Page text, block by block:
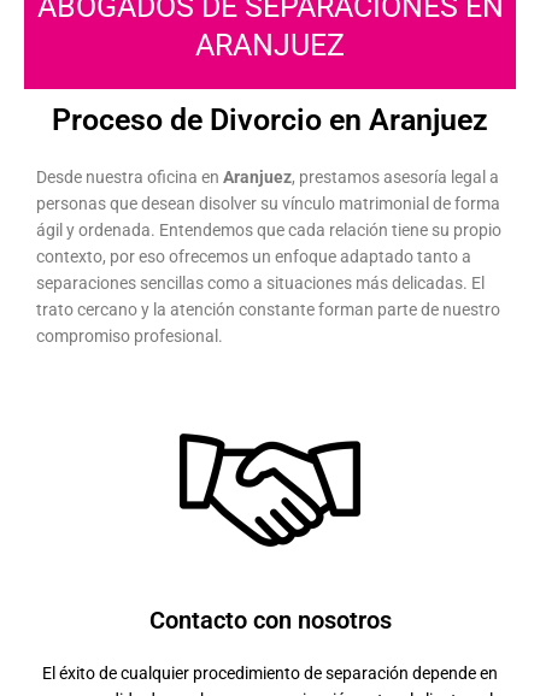
ARANJUEZ
Proceso de Divorcio en Aranjuez
Desde nuestra oficina en Aranjuez, prestamos asesoría legal a
personas que desean disolver su vínculo matrimonial de forma
ágil y ordenada. Entendemos que cada relación tiene su propio
contexto, por eso ofrecemos un enfoque adaptado tanto a
separaciones sencillas como a situaciones más delicadas. El
trato cercano y la atención constante forman parte de nuestro
compromiso profesional.
Contacto con nosotros
El éxito de cualquier procedimiento de separación depende en